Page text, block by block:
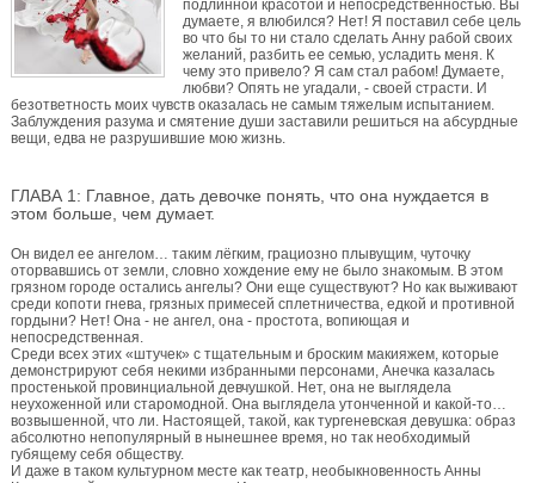
подлинной красотой и непосредственностью. Вы
думаете, я влюбился? Нет! Я поставил себе цель
во что бы то ни стало сделать Анну рабой своих
желаний, разбить ее семью, усладить меня. К
чему это привело? Я сам стал рабом! Думаете,
любви? Опять не угадали, - своей страсти. И
безответность моих чувств оказалась не самым тяжелым испытанием.
Заблуждения разума и смятение души заставили решиться на абсурдные
вещи, едва не разрушившие мою жизнь.
ГЛАВА 1: Главное, дать девочке понять, что она нуждается в
этом больше, чем думает.
Он видел ее ангелом… таким лёгким, грациозно плывущим, чуточку
оторвавшись от земли, словно хождение ему не было знакомым. В этом
грязном городе остались ангелы? Они еще существуют? Но как выживают
среди копоти гнева, грязных примесей сплетничества, едкой и противной
гордыни? Нет! Она - не ангел, она - простота, вопиющая и
непосредственная.
Среди всех этих «штучек» с тщательным и броским макияжем, которые
демонстрируют себя некими избранными персонами, Анечка казалась
простенькой провинциальной девчушкой. Нет, она не выглядела
неухоженной или старомодной. Она выглядела утонченной и какой-то…
возвышенной, что ли. Настоящей, такой, как тургеневская девушка: образ
абсолютно непопулярный в нынешнее время, но так необходимый
губящему себя обществу.
И даже в таком культурном месте как театр, необыкновенность Анны